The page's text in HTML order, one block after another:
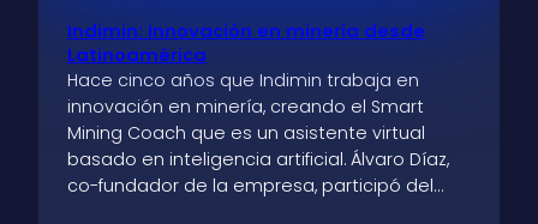
Indimin: Innovación en minería desde
Latinoamérica
Hace cinco años que Indimin trabaja en
innovación en minería, creando el Smart
Mining Coach que es un asistente virtual
basado en inteligencia artificial. Álvaro Díaz,
co-fundador de la empresa, participó del…